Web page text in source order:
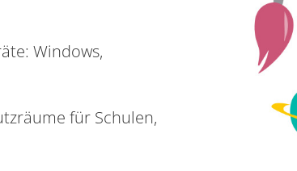
Windows,
für Schulen,